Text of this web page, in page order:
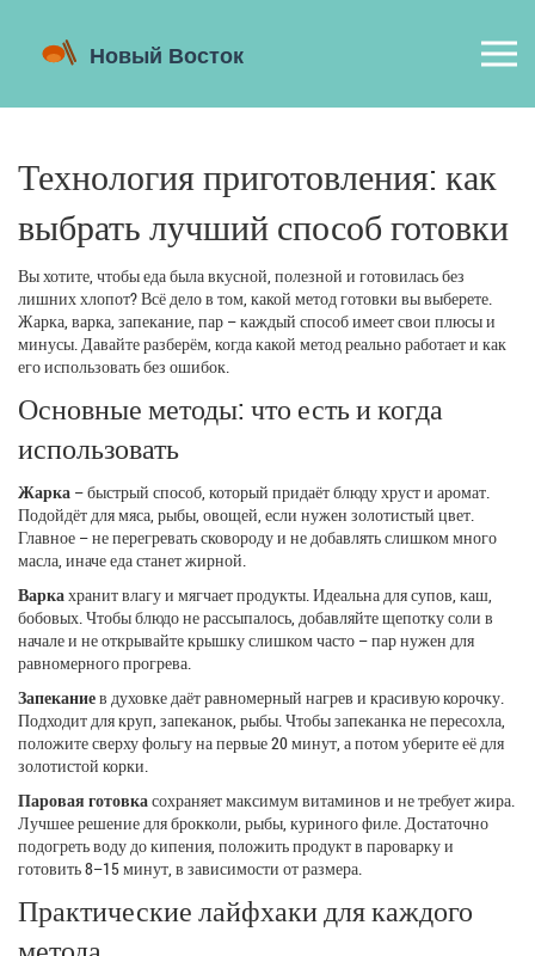
Технология приготовления: как
выбрать лучший способ готовки
Вы хотите, чтобы еда была вкусной, полезной и готовилась без
лишних хлопот? Всё дело в том, какой метод готовки вы выберете.
Жарка, варка, запекание, пар – каждый способ имеет свои плюсы и
минусы. Давайте разберём, когда какой метод реально работает и как
его использовать без ошибок.
Основные методы: что есть и когда
использовать
Жарка – быстрый способ, который придаёт блюду хруст и аромат.
Подойдёт для мяса, рыбы, овощей, если нужен золотистый цвет.
Главное – не перегревать сковороду и не добавлять слишком много
масла, иначе еда станет жирной.
Варкахранит влагу и мягчает продукты. Идеальна для супов, каш,
бобовых. Чтобы блюдо не рассыпалось, добавляйте щепотку соли в
начале и не открывайте крышку слишком часто – пар нужен для
равномерного прогрева.
Запеканиев духовке даёт равномерный нагрев и красивую корочку.
Подходит для круп, запеканок, рыбы. Чтобы запеканка не пересохла,
положите сверху фольгу на первые 20 минут, а потом уберите её для
золотистой корки.
Паровая готовкасохраняет максимум витаминов и не требует жира.
Лучшее решение для брокколи, рыбы, куриного филе. Достаточно
подогреть воду до кипения, положить продукт в пароварку и
готовить 8–15 минут, в зависимости от размера.
Практические лайфхаки для каждого